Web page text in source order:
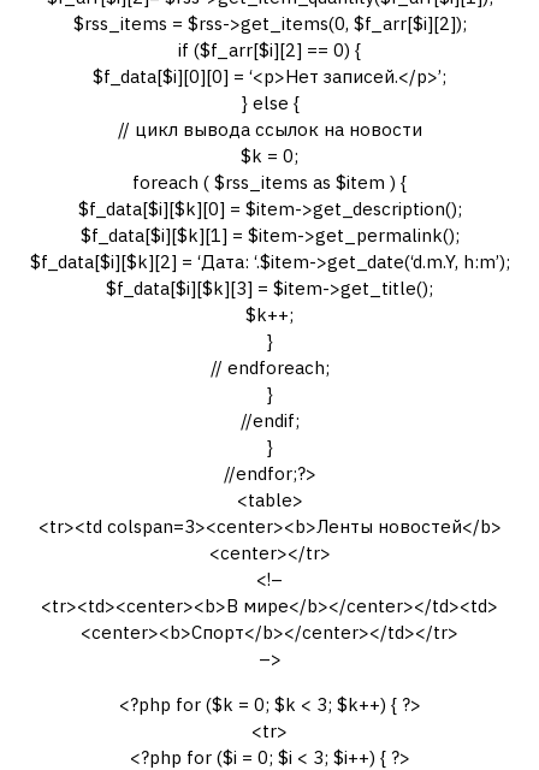
$rss_items = $rss->get_items(0, $f_arr[$i][2]);
if ($f_arr[$i][2] == 0) {
$f_data[$i][0][0] = ‘<p>Нет записей.</p>’;
} else {
// цикл вывода ссылок на новости
$k = 0;
foreach ( $rss_items as $item ) {
$f_data[$i][$k][0] = $item->get_description();
$f_data[$i][$k][1] = $item->get_permalink();
$f_data[$i][$k][2] = ‘Дата: ‘.$item->get_date(‘d.m.Y, h:m’);
$f_data[$i][$k][3] = $item->get_title();
$k++;
}
// endforeach;
}
//endif;
}
//endfor;?>
<table>
<tr><td colspan=3><center><b>Ленты новостей</b>
<center></tr>
<!–
<tr><td><center><b>В мире</b></center></td><td>
<center><b>Спорт</b></center></td></tr>
–>
<?php for ($k = 0; $k < 3; $k++) { ?>
<tr>
<?php for ($i = 0; $i < 3; $i++) { ?>